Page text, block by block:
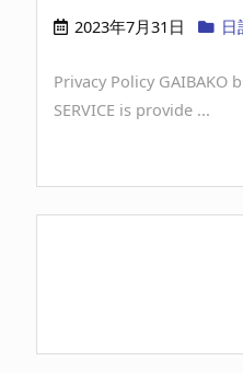
2023年7月31日 日
Privacy Policy
SERVICE is provide ...